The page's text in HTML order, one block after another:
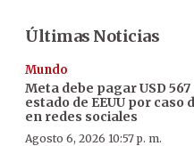
Últimas Noticias
Mundo
Meta debe pagar USD
estado de EEUU por caso
en redes sociales
Agosto 6, 2026 10:57 p. m.